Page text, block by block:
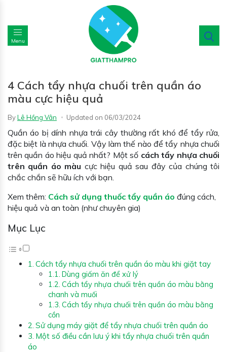
Menu
4 Cách tẩy nhựa chuối trên quần áo
màu cực hiệu quả
ByLê Hồng Vân Updated on 06/03/2024
Quần áo bị dính nhựa trái cây thường rất khó để tẩy rửa,
đặc biệt là nhựa chuối. Vậy làm thế nào để tẩy nhựa chuối
trên quần áo hiệu quả nhất? Một số cách tẩy nhựa chuối
trên quần áo màu cực hiệu quả sau đây của chúng tôi
chắc chắn sẽ hữu ích với bạn.
Xem thêm: Cách sử dụng thuốc tẩy quần áo đúng cách,
hiệu quả và an toàn (như chuyên gia)
Mục Lục
Cách tẩy nhựa chuối trên quần áo màu khi giặt tay
Dùng giấm ăn để xử lý
Cách tẩy nhựa chuối trên quần áo màu bằng
chanh và muối
Cách tẩy nhựa chuối trên quần áo màu bằng
cồn
Sử dụng máy giặt để tẩy nhựa chuối trên quần áo
Một số điều cần lưu ý khi tẩy nhựa chuối trên quần
áo